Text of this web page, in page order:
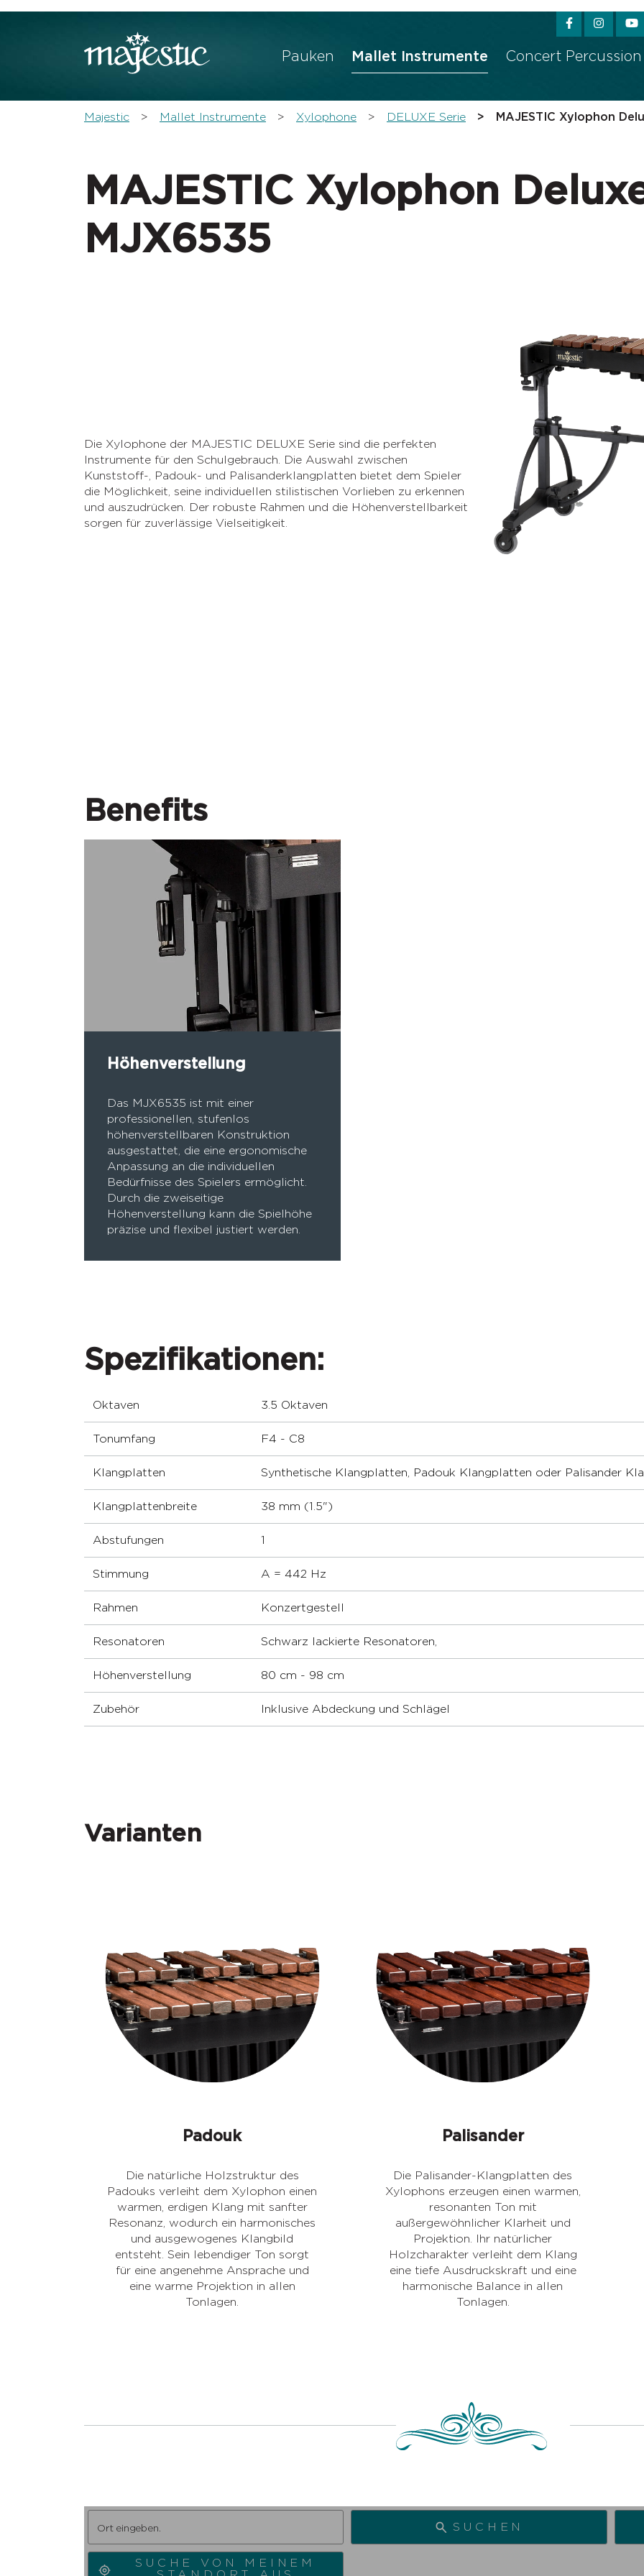
Pauken Mallet Instrumente Concert Percussion
Majestic Mallet Instrumente Xylophone DELUXE Serie MAJESTIC Xylophon
MAJESTIC Xylophon
MJX6535
Die Xylophone der MAJESTIC DELUXE Serie sind die perfekten
Instrumente für den Schulgebrauch. Die Auswahl zwischen
Kunststoff-, Padouk- und Palisanderklangplatten bietet dem Spieler
die Möglichkeit, seine individuellen stilistischen Vorlieben zu erkennen
und auszudrücken. Der robuste Rahmen und die Höhenverstellbarkeit
sorgen für zuverlässige Vielseitigkeit.
Benefits
Höhenverstellung
Das MJX6535 ist mit einer
professionellen, stufenlos
höhenverstellbaren Konstruktion
ausgestattet, die eine ergonomische
Anpassung an die individuellen
Bedürfnisse des Spielers ermöglicht.
Durch die zweiseitige
Höhenverstellung kann die Spielhöhe
präzise und flexibel justiert werden.
Spezifikationen:
Oktaven 3.5 Oktaven
Tonumfang F4 - C8
Klangplatten Synthetische Klangplatten, Padouk Klangplatten oder Palisander
Klangplattenbreite 38 mm (1.5")
Abstufungen 1
Stimmung A = 442 Hz
Rahmen Konzertgestell
Resonatoren Schwarz lackierte Resonatoren,
Höhenverstellung 80 cm - 98 cm
Zubehör Inklusive Abdeckung und Schlägel
Varianten
Padouk
Die natürliche Holzstruktur des
Padouks verleiht dem Xylophon einen
warmen, erdigen Klang mit sanfter
Resonanz, wodurch ein harmonisches
und ausgewogenes Klangbild
entsteht. Sein lebendiger Ton sorgt
für eine angenehme Ansprache und
eine warme Projektion in allen
Tonlagen.
Palisander
Die Palisander-Klangplatten des
Xylophons erzeugen einen warmen,
resonanten Ton mit
außergewöhnlicher Klarheit und
Projektion. Ihr natürlicher
Holzcharakter verleiht dem Klang
eine tiefe Ausdruckskraft und eine
harmonische Balance in allen
Tonlagen.
SUCHEN
SUCHE VON MEINEM